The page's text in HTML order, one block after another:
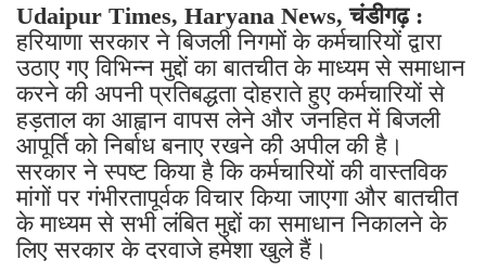
Udaipur Times, Haryana News, चंडीगढ़ :
हरियाणा सरकार ने बिजली निगमों के कर्मचारियों द्वारा
उठाए गए विभिन्न मुद्दों का बातचीत के माध्यम से समाधान
करने की अपनी प्रतिबद्धता दोहराते हुए कर्मचारियों से
हड़ताल का आह्वान वापस लेने और जनहित में बिजली
आपूर्ति को निर्बाध बनाए रखने की अपील की है।
सरकार ने स्पष्ट किया है कि कर्मचारियों की वास्तविक
मांगों पर गंभीरतापूर्वक विचार किया जाएगा और बातचीत
के माध्यम से सभी लंबित मुद्दों का समाधान निकालने के
लिए सरकार के दरवाजे हमेशा खुले हैं।